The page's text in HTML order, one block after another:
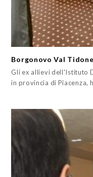
Borgonovo Val
Gli ex allievi dell'Istituto
in provincia di Piacenza,